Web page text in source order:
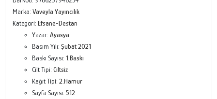
Marka: Vaveyla Yayıncılık
Kategori: Efsane-Destan
Yazar: Ayasya
Basım Yılı: Şubat 2021
Baskı Sayısı: 1.Baskı
Cilt Tipi: Ciltsiz
Kağıt Tipi: 2.Hamur
Sayfa Sayısı: 512